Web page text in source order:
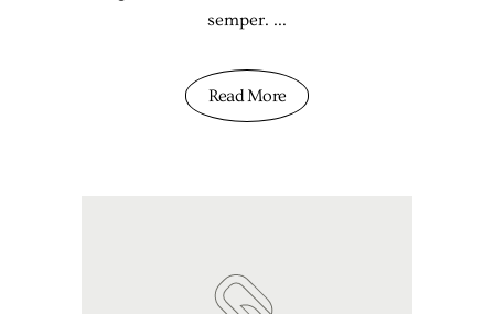
semper.
Read More